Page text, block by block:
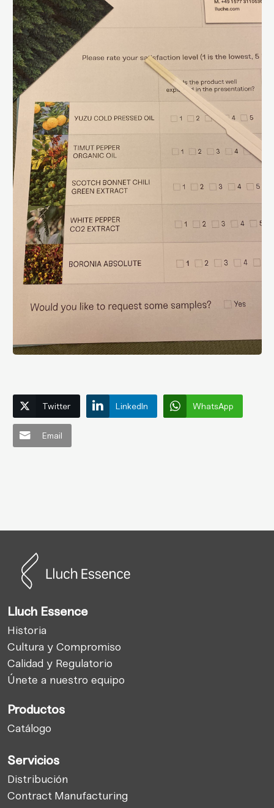
Twitter LinkedIn WhatsApp
Email
Lluch Essence
Historia
Cultura y Compromiso
Calidad y Regulatorio
Únete a nuestro equipo
Productos
Catálogo
Servicios
Distribución
Contract Manufacturing